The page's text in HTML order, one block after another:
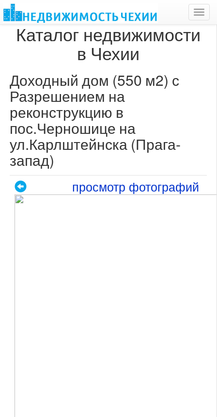
Каталог недвижимости
в Чехии
Доходный дом (550 м2) с
Разрешением на
реконструкцию в
пос.Черношице на
ул.Карлштейнска (Прага-
запад)
просмотр фотографий